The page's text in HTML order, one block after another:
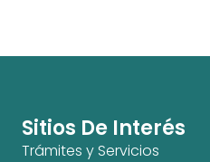
Sitios De Interés
Trámites y Servicios